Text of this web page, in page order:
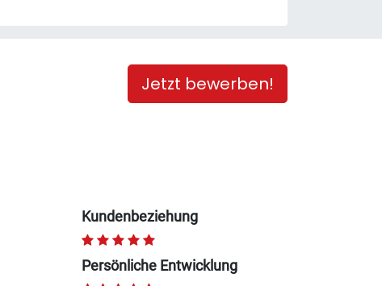
Jetzt bewerben!
Kundenbeziehung
Persönliche Entwicklung